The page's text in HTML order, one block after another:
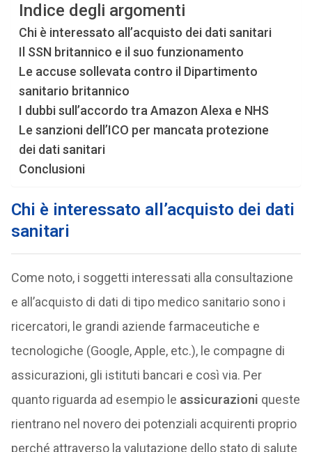
Indice degli argomenti
Chi è interessato all’acquisto dei dati sanitari
Il SSN britannico e il suo funzionamento
Le accuse sollevata contro il Dipartimento
sanitario britannico
I dubbi sull’accordo tra Amazon Alexa e NHS
Le sanzioni dell’ICO per mancata protezione
dei dati sanitari
Conclusioni
Chi è interessato all’acquisto dei dati
sanitari
Come noto, i soggetti interessati alla consultazione
e all’acquisto di dati di tipo medico sanitario sono i
ricercatori, le grandi aziende farmaceutiche e
tecnologiche (Google, Apple, etc.), le compagne di
assicurazioni, gli istituti bancari e così via. Per
quanto riguarda ad esempio le assicurazioni queste
rientrano nel novero dei potenziali acquirenti proprio
perché attraverso la valutazione dello stato di salute